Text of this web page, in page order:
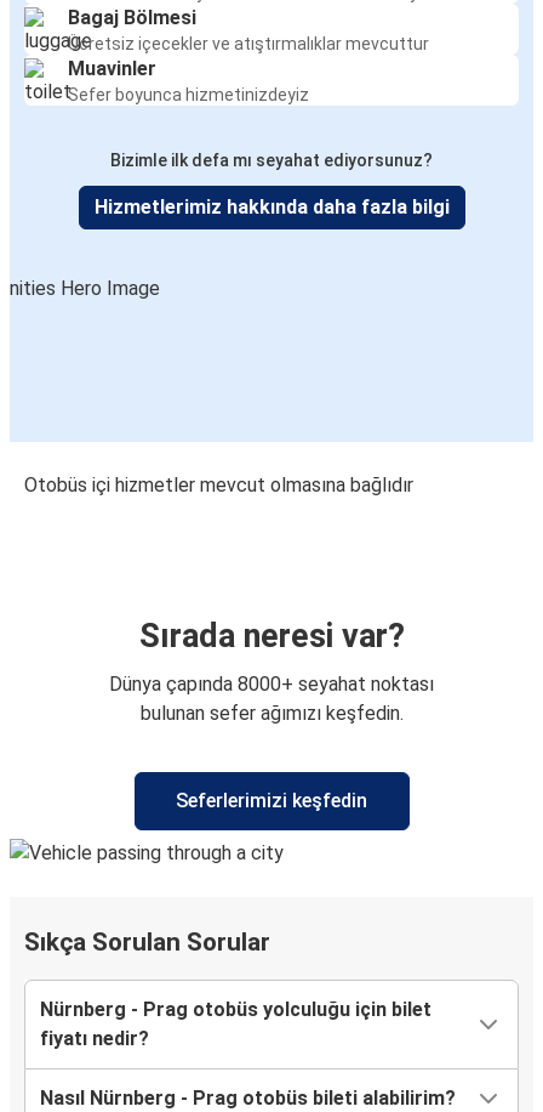
Bagaj Bölmesi
Ücretsiz içecekler ve atıştırmalıklar mevcuttur
Muavinler
Sefer boyunca hizmetinizdeyiz
Bizimle ilk defa mı seyahat ediyorsunuz?
Hizmetlerimiz hakkında daha fazla bilgi
Otobüs içi hizmetler mevcut olmasına bağlıdır
Sırada neresi var?
Dünya çapında 8000+ seyahat noktası
bulunan sefer ağımızı keşfedin.
Seferlerimizi keşfedin
Sıkça Sorulan Sorular
Nürnberg - Prag otobüs yolculuğu için bilet
fiyatı nedir?
Nasıl Nürnberg - Prag otobüs bileti alabilirim?